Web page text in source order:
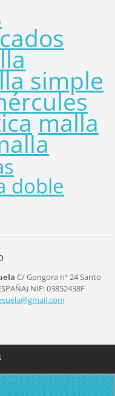
simple
malla
doble
C/ Gongora nº 24Santo
NIF: 03852438F
mail.com